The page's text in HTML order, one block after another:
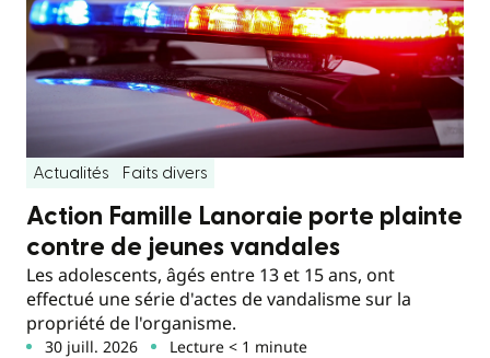
Actualités Faits divers
Action Famille Lanoraie porte plainte
contre de jeunes vandales
Les adolescents, âgés entre 13 et 15 ans, ont
effectué une série d'actes de vandalisme sur la
propriété de l'organisme.
30 juill. 2026 Lecture < 1 minute